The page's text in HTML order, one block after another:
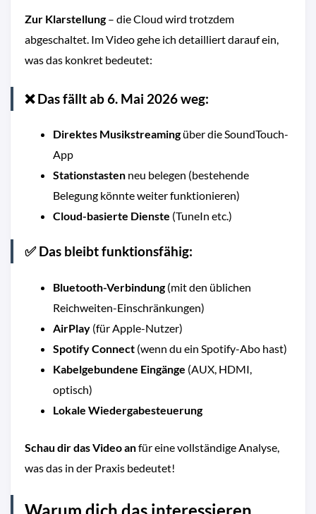
Zur Klarstellung– die Cloud wird trotzdem
abgeschaltet. Im Video gehe ich detailliert darauf ein,
was das konkret bedeutet:
❌ Das fällt ab 6. Mai 2026 weg:
Direktes Musikstreamingüber die SoundTouch-
App
Stationstasten neu belegen (bestehende
Belegung könnte weiter funktionieren)
Cloud-basierte Dienste (TuneIn etc.)
✅ Das bleibt funktionsfähig:
Bluetooth-Verbindung(mit den üblichen
Reichweiten-Einschränkungen)
AirPlay (für Apple-Nutzer)
Spotify Connect (wenn du ein Spotify-Abo hast)
Kabelgebundene Eingänge (AUX, HDMI,
optisch)
Lokale Wiedergabesteuerung
Schau dir das Video anfür eine vollständige Analyse,
was das in der Praxis bedeutet!